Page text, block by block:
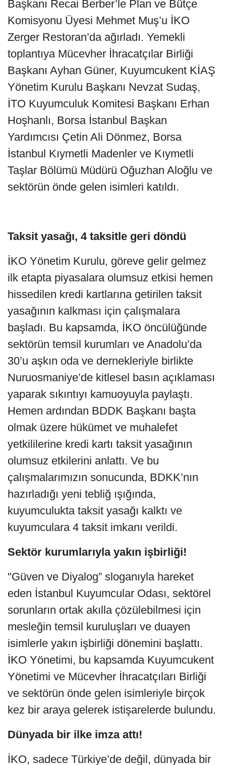
Başkanı Recai Berber’le Plan ve Bütçe
Komisyonu Üyesi Mehmet Muş’u İKO
Zerger Restoran’da ağırladı. Yemekli
toplantıya Mücevher İhracatçılar Birliği
Başkanı Ayhan Güner, Kuyumcukent KİAŞ
Yönetim Kurulu Başkanı Nevzat Sudaş,
İTO Kuyumculuk Komitesi Başkanı Erhan
Hoşhanlı, Borsa İstanbul Başkan
Yardımcısı Çetin Ali Dönmez, Borsa
İstanbul Kıymetli Madenler ve Kıymetli
Taşlar Bölümü Müdürü Oğuzhan Aloğlu ve
sektörün önde gelen isimleri katıldı.
Taksit yasağı, 4 taksitle geri döndü
İKO Yönetim Kurulu, göreve gelir gelmez
ilk etapta piyasalara olumsuz etkisi hemen
hissedilen kredi kartlarına getirilen taksit
yasağının kalkması için çalışmalara
başladı. Bu kapsamda, İKO öncülüğünde
sektörün temsil kurumları ve Anadolu’da
30’u aşkın oda ve dernekleriyle birlikte
Nuruosmaniye’de kitlesel basın açıklaması
yaparak sıkıntıyı kamuoyuyla paylaştı.
Hemen ardından BDDK Başkanı başta
olmak üzere hükümet ve muhalefet
yetkililerine kredi kartı taksit yasağının
olumsuz etkilerini anlattı. Ve bu
çalışmalarımızın sonucunda, BDKK’nın
hazırladığı yeni tebliğ ışığında,
kuyumculukta taksit yasağı kalktı ve
kuyumculara 4 taksit imkanı verildi.
Sektör kurumlarıyla yakın işbirliği!
"Güven ve Diyalog” sloganıyla hareket
eden İstanbul Kuyumcular Odası, sektörel
sorunların ortak akılla çözülebilmesi için
mesleğin temsil kuruluşları ve duayen
isimlerle yakın işbirliği dönemini başlattı.
İKO Yönetimi, bu kapsamda Kuyumcukent
Yönetimi ve Mücevher İhracatçıları Birliği
ve sektörün önde gelen isimleriyle birçok
kez bir araya gelerek istişarelerde bulundu.
Dünyada bir ilke imza attı!
İKO, sadece Türkiye’de değil, dünyada bir